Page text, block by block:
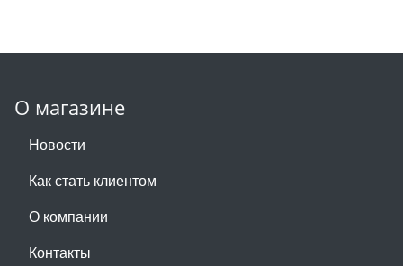
О магазине
Новости
Как стать клиентом
О компании
Контакты